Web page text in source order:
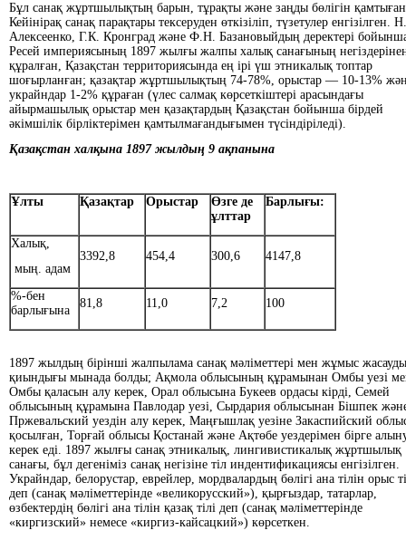
Бұл санақ жұртшылықтың барын, тұрақты және заңды бөлігін
Кейінірақ санақ парақтары тексеруден өткізіліп, түзетулер енгізілген.
Алексеенко, Г.К. Кронград және Ф.Н. Базановыйдың деректері
Ресей империясының 1897 жылғы жалпы халық санағының
құралған, Қазақстан территориясында ең ірі үш этникалық топтар
шоғырланған; қазақтар жұртшылықтың 74-78%, орыстар — 10-13%
украйндар 1-2% құраған (үлес салмақ көрсеткіштері арасындағы
айырмашылық орыстар мен қазақтардың Қазақстан бойынша бірдей
әкімшілік бірліктерімен қамтылмағандығымен түсіндіріледі).
Қазақстан халқына 1897 жылдың 9 ақпанына
Ұлты Қазақтар Орыстар
Өзге де
ұлттар
Барлығы:
Халық,
мың. адам
3392,8 454,4 300,6 4147,8
%-бен
барлығына
81,8 11,0 7,2 100
1897 жылдың бірінші жалпылама санақ мәліметтері мен жұмыс
қиындығы мынада болды; Ақмола облысының құрамынан Омбы уезі
Омбы қаласын алу керек, Орал облысына Букеев ордасы кірді, Семей
облысының құрамына Павлодар уезі, Сырдария облысынан Бішпек
Пржевальский уездін алу керек, Маңғышлақ уезіне Закаспийский
қосылған, Торғай облысы Қостанай және Ақтөбе уездерімен бірге
керек еді. 1897 жылғы санақ этникалық, лингивистикалық жұртшылық
санағы, бұл дегеніміз санақ негізіне тіл индентификациясы енгізілген.
Украйндар, белорустар, еврейлер, мордвалардың бөлігі ана тілін орыс
деп (санақ мәліметтерінде «великорусский»), қырғыздар, татарлар,
өзбектердің бөлігі ана тілін қазақ тілі деп (санақ мәліметтерінде
«киргизский» немесе «киргиз-кайсацкий») көрсеткен.